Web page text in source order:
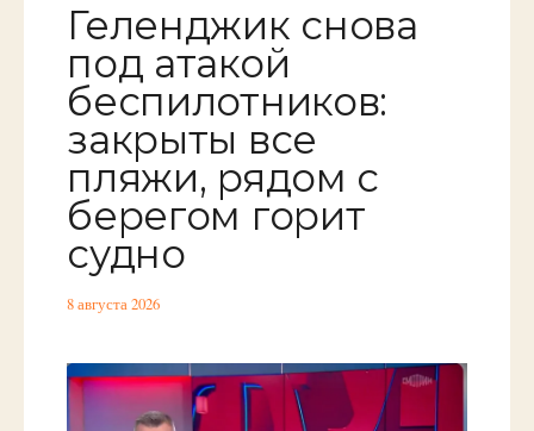
Геленджик снова
под атакой
беспилотников:
закрыты все
пляжи, рядом с
берегом горит
судно
8 августа 2026